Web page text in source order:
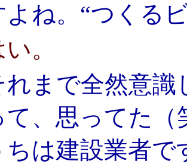
よね。“つくる
。
れまで全然意
て、思ってた（
ちは建設業者